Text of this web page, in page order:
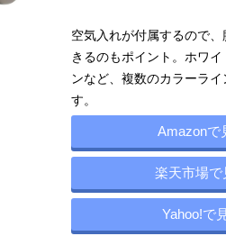
空気入れが付属するので
きるのもポイント。ホワ
ンなど、複数のカラーライ
す。
Amazonで
楽天市場で
Yahoo!で